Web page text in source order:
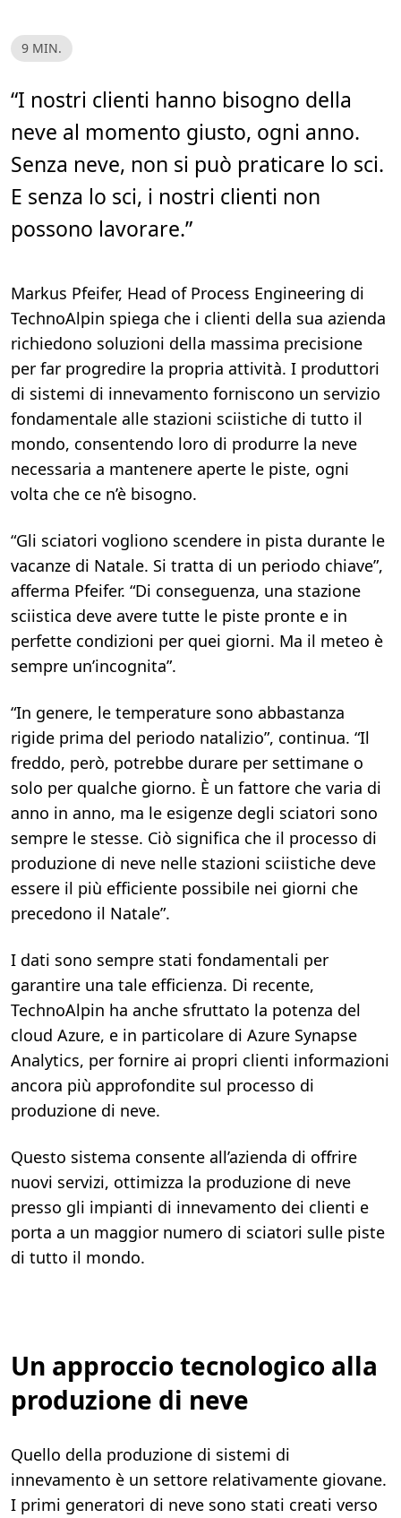
T
e
o
l
e
t
t
r
a
9
m
9 MIN.
“I nostri clienti hanno bisogno della
neve al momento giusto, ogni anno.
Senza neve, non si può praticare lo sci.
E senza lo sci, i nostri clienti non
possono lavorare.”
Markus Pfeifer, Head of Process Engineering di
TechnoAlpin spiega che i clienti della sua azienda
richiedono soluzioni della massima precisione
per far progredire la propria attività. I produttori
di sistemi di innevamento forniscono un servizio
fondamentale alle stazioni sciistiche di tutto il
mondo, consentendo loro di produrre la neve
necessaria a mantenere aperte le piste, ogni
volta che ce n’è bisogno.
“Gli sciatori vogliono scendere in pista durante le
vacanze di Natale. Si tratta di un periodo chiave”,
afferma Pfeifer. “Di conseguenza, una stazione
sciistica deve avere tutte le piste pronte e in
perfette condizioni per quei giorni. Ma il meteo è
sempre un’incognita”.
“In genere, le temperature sono abbastanza
rigide prima del periodo natalizio”, continua. “Il
freddo, però, potrebbe durare per settimane o
solo per qualche giorno. È un fattore che varia di
anno in anno, ma le esigenze degli sciatori sono
sempre le stesse. Ciò significa che il processo di
produzione di neve nelle stazioni sciistiche deve
essere il più efficiente possibile nei giorni che
precedono il Natale”.
I dati sono sempre stati fondamentali per
garantire una tale efficienza. Di recente,
TechnoAlpin ha anche sfruttato la potenza del
cloud Azure, e in particolare di Azure Synapse
Analytics, per fornire ai propri clienti informazioni
ancora più approfondite sul processo di
produzione di neve.
Questo sistema consente all’azienda di offrire
nuovi servizi, ottimizza la produzione di neve
presso gli impianti di innevamento dei clienti e
porta a un maggior numero di sciatori sulle piste
di tutto il mondo.
Un approccio tecnologico alla
produzione di neve
Quello della produzione di sistemi di
innevamento è un settore relativamente giovane.
I primi generatori di neve sono stati creati verso